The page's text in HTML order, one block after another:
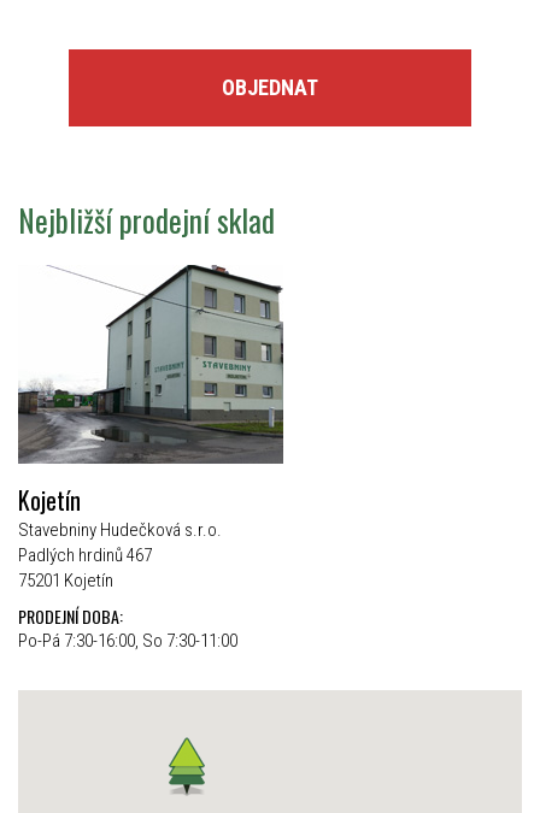
OBJEDNAT
Nejbližší prodejní sklad
Kojetín
Stavebniny Hudečková s.r.o.
Padlých hrdinů 467
75201 Kojetín
PRODEJNÍ DOBA:
Po-Pá 7:30-16:00, So 7:30-11:00